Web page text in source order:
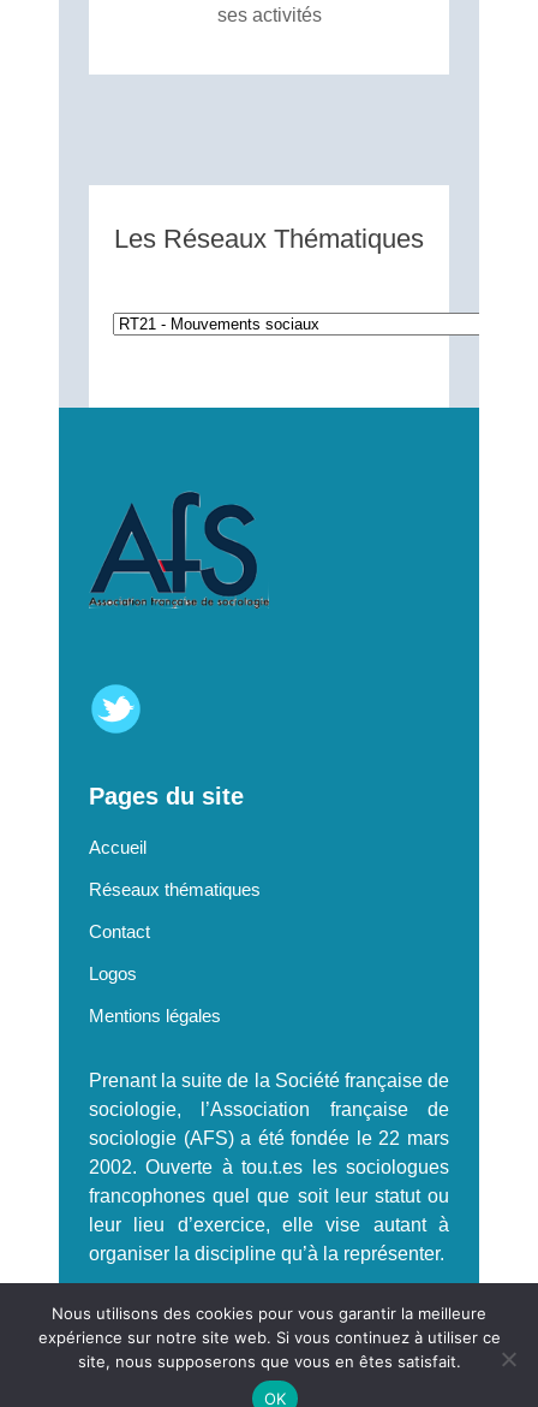
ses activités
Les Réseaux Thématiques
Pages du site
Accueil
Réseaux thématiques
Contact
Logos
Mentions légales
Prenant la suite de la Société française de
sociologie, l’Association française de
sociologie (AFS) a été fondée le 22 mars
2002. Ouverte à tou.t.es les sociologues
francophones quel que soit leur statut ou
leur lieu d’exercice, elle vise autant à
organiser la discipline qu’à la représenter.
S'incrire à la Newsletter AFS
Nous utilisons des cookies pour vous garantir la meilleure
expérience sur notre site web. Si vous continuez à utiliser ce
site, nous supposerons que vous en êtes satisfait.
OK